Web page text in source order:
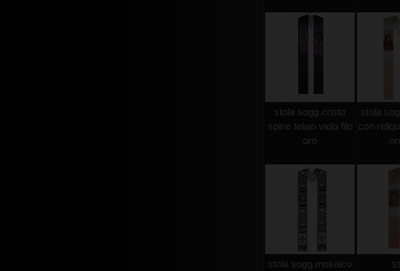
stola sogg.cristo
spine telaio viola filo
oro
stola
con
stola sogg.mosaico